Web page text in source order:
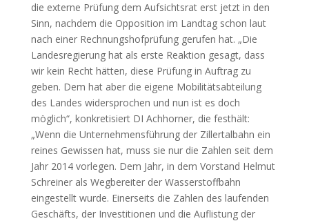
die externe Prüfung dem Aufsichtsrat erst jetzt in den
Sinn, nachdem die Opposition im Landtag schon laut
nach einer Rechnungshofprüfung gerufen hat. „Die
Landesregierung hat als erste Reaktion gesagt, dass
wir kein Recht hätten, diese Prüfung in Auftrag zu
geben. Dem hat aber die eigene Mobilitätsabteilung
des Landes widersprochen und nun ist es doch
möglich“, konkretisiert DI Achhorner, die festhält:
„Wenn die Unternehmensführung der Zillertalbahn ein
reines Gewissen hat, muss sie nur die Zahlen seit dem
Jahr 2014 vorlegen. Dem Jahr, in dem Vorstand Helmut
Schreiner als Wegbereiter der Wasserstoffbahn
eingestellt wurde. Einerseits die Zahlen des laufenden
Geschäfts, der Investitionen und die Auflistung der